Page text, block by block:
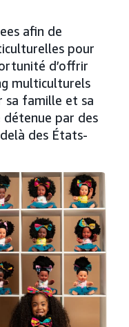
afin de
pour
d’offrir
multiculturels
sa famille et sa
détenue par des
des États-